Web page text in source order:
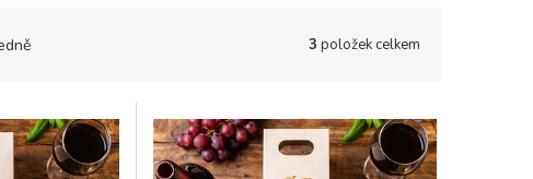
3 položek celkem